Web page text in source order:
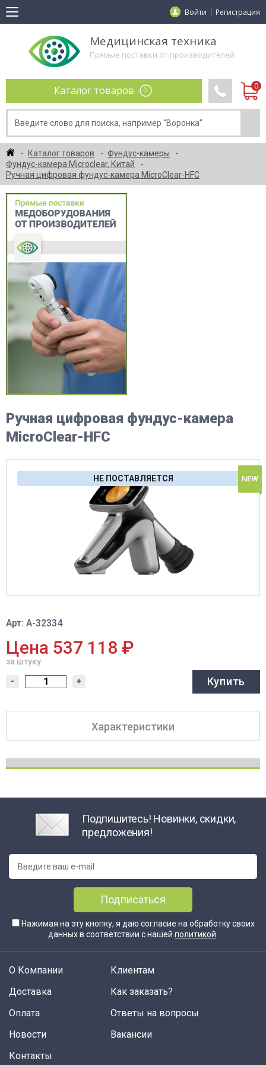
Войти Регистрация
Медицинская техника
Прямые поставки от производителей
Каталог товаров
Каталог товаров
Фундус-камеры
Фундус-камера Microclear, Китай
Ручная цифровая фундус-камера MicroClear-HFC
Ручная цифровая фундус-камера
MicroClear-HFC
НЕ ПОСТАВЛЯЕТСЯ NEW
Арт: A-32334
Цена 537 118 ₽
за штуку
- + Купить
Характеристики
Подпишитесь! Новинки, скидки,
предложения!
Подписаться
Нажимая на эту кнопку, я даю согласие на обработку своих
данных в соответствии с нашей политикой
О Компании
Доставка
Оплата
Новости
Клиентам
Как заказать?
Ответы на вопросы
Вакансии
Контакты